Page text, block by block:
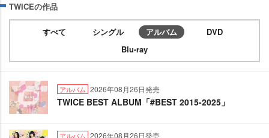
TWICEの作品
すべて シングル アルバム
DVD
Blu-ray
アルバム 2026年08月26日発売
TWICE BEST ALBUM「#BEST 2015-2025」
アルバム 2026年08月26日発売